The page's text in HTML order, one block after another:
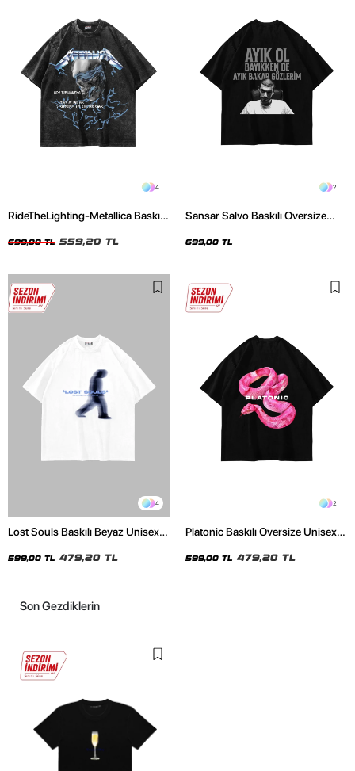
4
RideTheLighting-Metallica Baskılı
Tshirt
699,00 TL 559,20 TL
2
Sansar Salvo Baskılı Oversize
699,00 TL
4
Lost Souls Baskılı Beyaz Unisex
599,00 TL 479,20 TL
2
Platonic Baskılı Oversize Unisex
599,00 TL 479,20 TL
Son Gezdiklerin